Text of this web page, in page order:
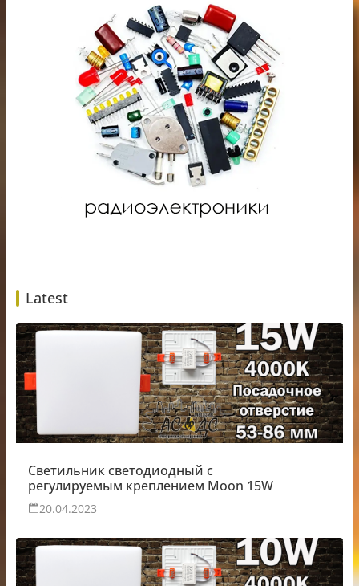
Latest
Светильник светодиодный с
регулируемым креплением Moon 15W
20.04.2023